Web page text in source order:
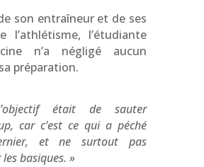
son entraîneur et de ses
l’athlétisme, l’étudiante
n’a négligé aucun
préparation.
était de sauter
car c’est ce qui a péché
et ne surtout pas
basiques. »